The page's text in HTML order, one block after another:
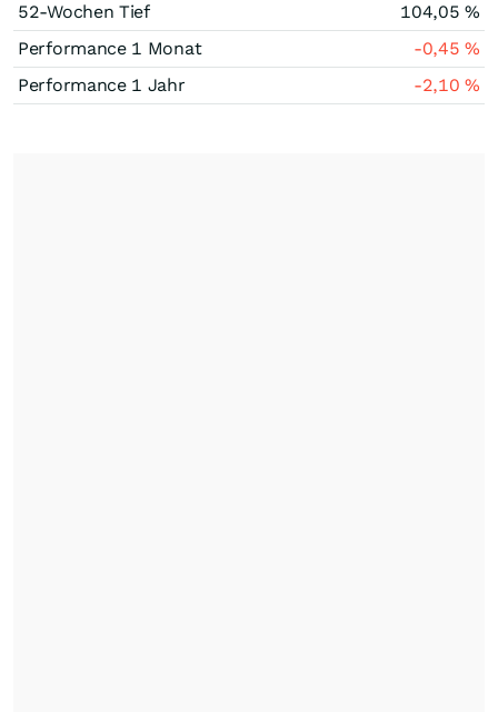
52-Wochen Tief
104,05%
Performance 1 Monat
-0,45%
Performance 1 Jahr
-2,10%